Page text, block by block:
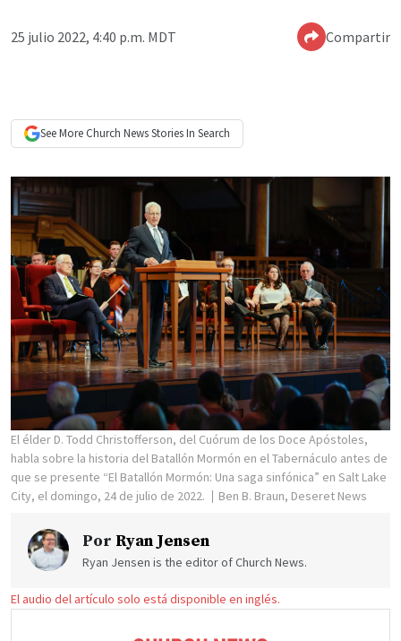
25 julio 2022, 4:40 p.m. MDT Compartir
See More Church NewsStories In Search
El élder D. Todd Christofferson, del Cuórum de los Doce Apóstoles,
habla sobre la historia del Batallón Mormón en el Tabernáculo antes de
que se presente “El Batallón Mormón: Una saga sinfónica” en Salt Lake
City, el domingo, 24 de julio de 2022.
Ben B. Braun, Deseret News
Por Ryan Jensen
Ryan Jensen is the editor of Church News.
El audio del artículo solo está disponible en inglés.